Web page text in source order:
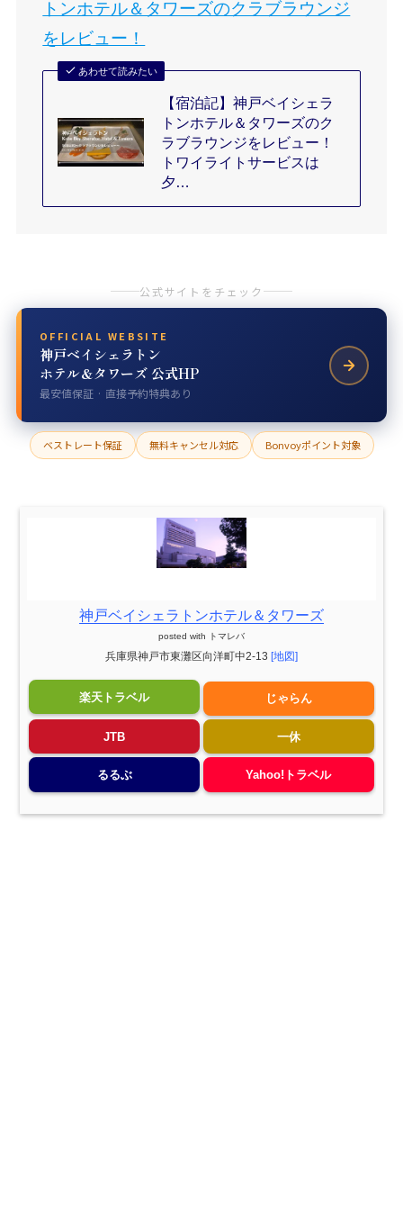
トンホテル＆タワーズのクラブラウンジ
をレビュー！
あわせて読みたい
【宿泊記】神戸ベイシェラ
トンホテル＆タワーズのク
ラブラウンジをレビュー！
トワイライトサービスは
夕…
公式サイトをチェック
OFFICIAL WEBSITE
神戸ベイシェラトン
ホテル＆タワーズ 公式HP
最安値保証 · 直接予約特典あり
ベストレート保証 無料キャンセル対応 Bonvoyポイント対象
神戸ベイシェラトンホテル＆タワーズ
posted with トマレバ
兵庫県神戸市東灘区向洋町中2-13 [地図]
楽天トラベル じゃらん
JTB 一休
るるぶ Yahoo!トラベル